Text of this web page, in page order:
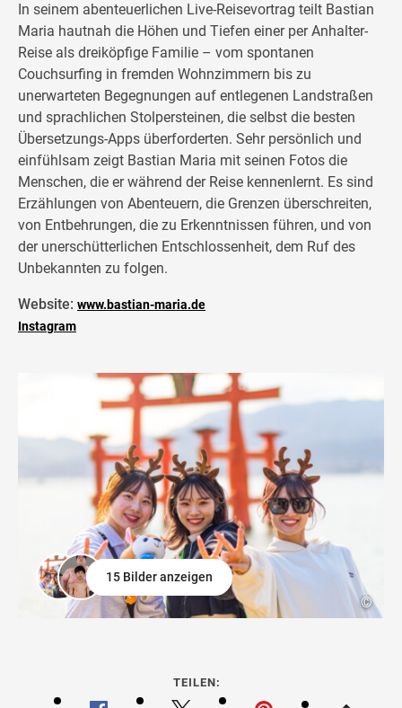
In seinem abenteuerlichen Live-Reisevortrag teilt Bastian
Maria hautnah die Höhen und Tiefen einer per Anhalter-
Reise als dreiköpfige Familie – vom spontanen
Couchsurfing in fremden Wohnzimmern bis zu
unerwarteten Begegnungen auf entlegenen Landstraßen
und sprachlichen Stolpersteinen, die selbst die besten
Übersetzungs-Apps überforderten. Sehr persönlich und
einfühlsam zeigt Bastian Maria mit seinen Fotos die
Menschen, die er während der Reise kennenlernt. Es sind
Erzählungen von Abenteuern, die Grenzen überschreiten,
von Entbehrungen, die zu Erkenntnissen führen, und von
der unerschütterlichen Entschlossenheit, dem Ruf des
Unbekannten zu folgen.
Website: www.bastian-maria.de
Instagram
©
15 Bilder anzeigen
TEILEN: